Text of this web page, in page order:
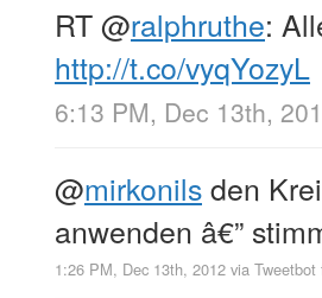
RT@ralphruthe:
http://t.co/vyqYozyL
6:13 PM, Dec 13th,
@mirkonilsden
anwenden â€”
1:26 PM, Dec 13th, 2012 via Tweetbot